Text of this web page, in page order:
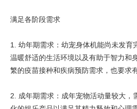
满足各阶段需求
1. 幼年期需求：幼宠身体机能尚未发育
温暖舒适的生活环境以及有助于智力和
繁的疫苗接种和疾病预防需求，也要求
2. 成年期需求：成年宠物活动量较大，